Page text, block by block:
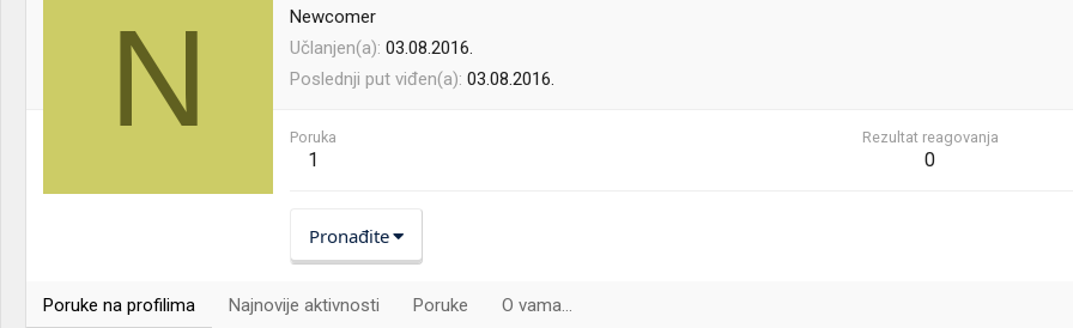
N
Newcomer
Učlanjen(a) 03.08.2016.
Poslednji put viđen(a) 03.08.2016.
Poruka
1
Rezultat reagovanja
0
Pronađite
Poruke na profilima Najnovije aktivnosti Poruke O vama...